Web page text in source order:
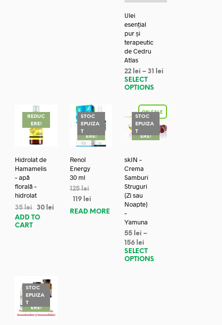
Ulei
esențial
pur și
terapeutic
de Cedru
Atlas
22 lei –31
lei
SELECT
OPTIONS
REDUC
ERE!
Hidrolat de
Hamamelis
– apă
florală –
hidrolat
35lei 30 lei
ADD TO
CART
STOC
EPUIZA
TREDUC
ERE!
Renol
Energy
30 ml
125lei
119 lei
READ MORE
STOC
EPUIZA
TREDUC
ERE!
skIN –
Crema
Samburi
Struguri
(Zi sau
Noapte)
–
Yamuna
55 lei –
156 lei
SELECT
OPTIONS
STOC
EPUIZA
TREDUC
ERE!